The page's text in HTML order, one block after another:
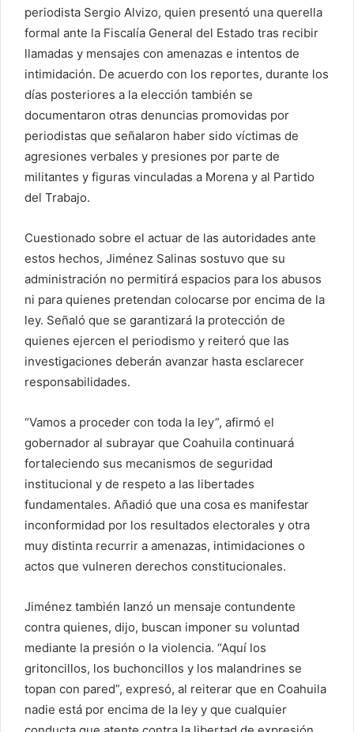
periodista Sergio Alvizo, quien presentó una querella
formal ante la Fiscalía General del Estado tras recibir
llamadas y mensajes con amenazas e intentos de
intimidación. De acuerdo con los reportes, durante los
días posteriores a la elección también se
documentaron otras denuncias promovidas por
periodistas que señalaron haber sido víctimas de
agresiones verbales y presiones por parte de
militantes y figuras vinculadas a Morena y al Partido
del Trabajo.
Cuestionado sobre el actuar de las autoridades ante
estos hechos, Jiménez Salinas sostuvo que su
administración no permitirá espacios para los abusos
ni para quienes pretendan colocarse por encima de la
ley. Señaló que se garantizará la protección de
quienes ejercen el periodismo y reiteró que las
investigaciones deberán avanzar hasta esclarecer
responsabilidades.
“Vamos a proceder con toda la ley”, afirmó el
gobernador al subrayar que Coahuila continuará
fortaleciendo sus mecanismos de seguridad
institucional y de respeto a las libertades
fundamentales. Añadió que una cosa es manifestar
inconformidad por los resultados electorales y otra
muy distinta recurrir a amenazas, intimidaciones o
actos que vulneren derechos constitucionales.
Jiménez también lanzó un mensaje contundente
contra quienes, dijo, buscan imponer su voluntad
mediante la presión o la violencia. “Aquí los
gritoncillos, los buchoncillos y los malandrines se
topan con pared”, expresó, al reiterar que en Coahuila
nadie está por encima de la ley y que cualquier